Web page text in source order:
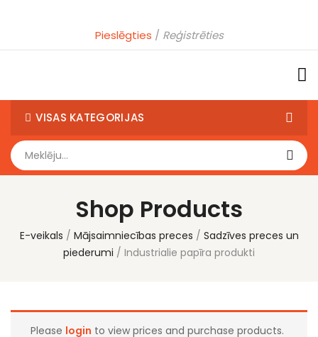
Pieslēgties Reģistrēties
VISAS KATEGORIJAS
Shop Products
E-veikals Mājsaimniecības preces
Sadzīves preces un
piederumi
Industrialie papīra produkti
Please login to view prices and purchase products.